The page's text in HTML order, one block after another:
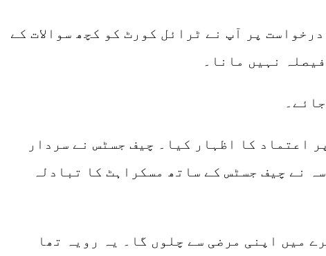
پر آپ نے ٹرائل کورٹ کو کچھ سوالات کے
نہیں مانا۔
اعتماد کا اظہار کیا۔ چیف جسٹس نے سردار
نے چیف جسٹس کے ساتھ مسکراہٹ کا تبادلہ
میں اپنی مرضی سے چلوں گا۔ یہ رویہ تھا